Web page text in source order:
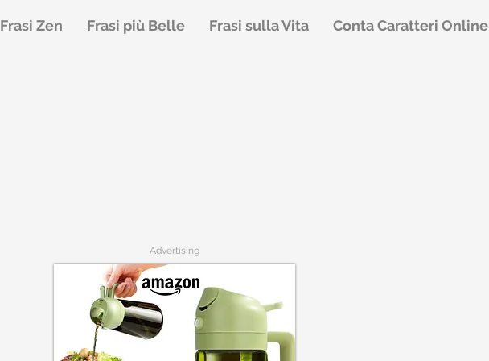
Frasi Zen Frasi più Belle Frasi sulla Vita Conta Caratteri Online
Advertising